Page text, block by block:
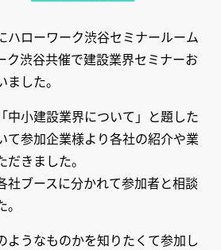
ハローワーク渋谷セミナールーム
ク渋谷共催で建設業界セミナーお
した。
中小建設業界について」と題した
て参加企業様より各社の紹介や業
きました。
社ブースに分かれて参加者と相談
ようなものかを知りたくて参加し